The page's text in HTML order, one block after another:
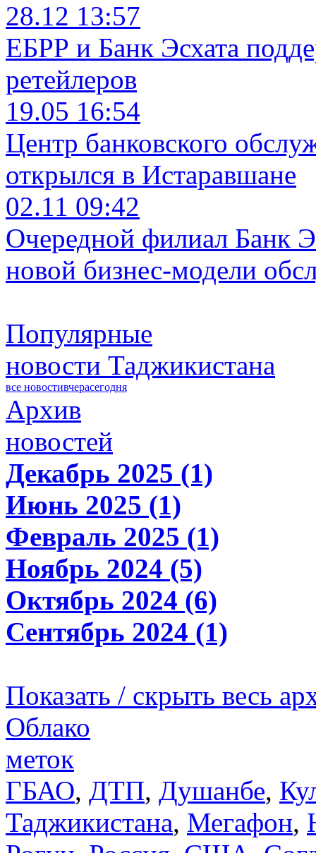
28.12 13:57
ЕБРР и Банк Эсхата
ретейлеров
19.05 16:54
Центр банковского
открылся в Истаравшане
02.11 09:42
Очередной филиал Банк
новой бизнес-модели
Популярные
новости Таджикистана
все новостивчерасегодня
Архив
новостей
Декабрь 2025 (1)
Июнь 2025 (1)
Февраль 2025 (1)
Ноябрь 2024 (5)
Октябрь 2024 (6)
Сентябрь 2024 (1)
Показать / скрыть весь
Облако
меток
ГБАО, ДТП, Душанбе,
Таджикистана, Мегафон,